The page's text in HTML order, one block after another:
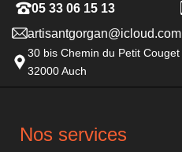
05 33 06 15 13
artisantgorgan@icloud.com
30 bis Chemin du Petit Couget
32000 Auch
Nos services